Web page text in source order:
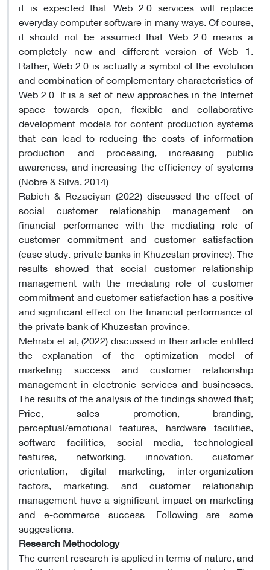
it is expected that Web 2.0 services will replace
everyday computer software in many ways. Of course,
it should not be assumed that Web 2.0 means a
completely new and different version of Web 1.
Rather, Web 2.0 is actually a symbol of the evolution
and combination of complementary characteristics of
Web 2.0. It is a set of new approaches in the Internet
space towards open, flexible and collaborative
development models for content production systems
that can lead to reducing the costs of information
production and processing, increasing public
awareness, and increasing the efficiency of systems
(Nobre & Silva, 2014).
Rabieh & Rezaeiyan (2022) discussed the effect of
social customer relationship management on
financial performance with the mediating role of
customer commitment and customer satisfaction
(case study: private banks in Khuzestan province). The
results showed that social customer relationship
management with the mediating role of customer
commitment and customer satisfaction has a positive
and significant effect on the financial performance of
the private bank of Khuzestan province.
Mehrabi et al, (2022) discussed in their article entitled
the explanation of the optimization model of
marketing success and customer relationship
management in electronic services and businesses.
The results of the analysis of the findings showed that;
Price, sales promotion, branding,
perceptual/emotional features, hardware facilities,
software facilities, social media, technological
features, networking, innovation, customer
orientation, digital marketing, inter-organization
factors, marketing, and customer relationship
management have a significant impact on marketing
and e-commerce success. Following are some
suggestions.
Research Methodology
The current research is applied in terms of nature, and